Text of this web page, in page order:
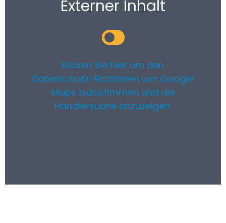
Externer Inhalt
Klicken Sie hier um den
Datenschutz-Richtlinien von Google
Maps zuzustimmen und die
Händlersuche anzuzeigen.